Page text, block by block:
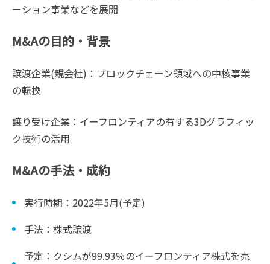
ーション事業などを展開
M&Aの目的・背景
譲渡企業(親会社)：ブロックチェーン領域への中核事業
の転換
譲り受け企業：イーフロンティアの有する3Dグラフィッ
ク技術の活用
M&Aの手法・成約
実行時期：2022年5月(予定)
手法：株式譲渡
予定：クシムが99.93％のイーフロンティア株式を売